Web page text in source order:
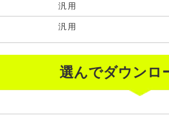
汎用
汎用
選んでダウンロ